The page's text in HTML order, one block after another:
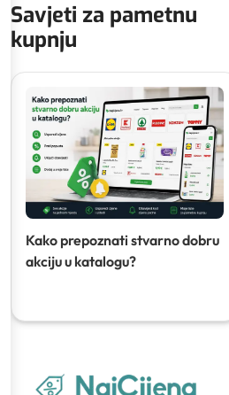
Savjeti za pametnu
kupnju
Kako prepoznati stvarno dobru
akciju u katalogu?